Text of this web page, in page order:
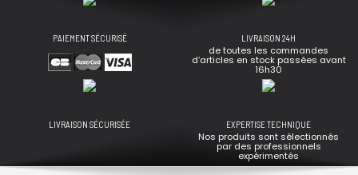
PAIEMENT SÉCURISÉ LIVRAISON 24H
de toutes les commandes
d’articles en stock passées avant
16h30
LIVRAISON SÉCURISÉE EXPERTISE TECHNIQUE
Nos produits sont sélectionnés
par des professionnels
expérimentés